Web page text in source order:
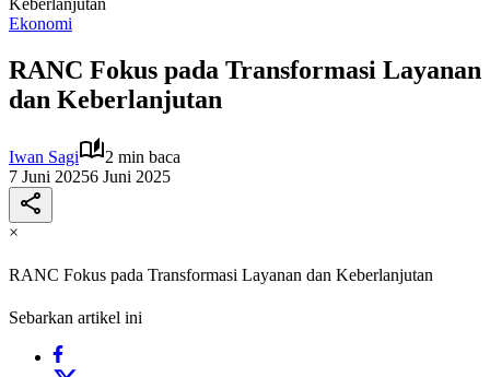
Keberlanjutan
Ekonomi
RANC Fokus pada Transformasi Layanan
dan Keberlanjutan
Iwan Sagi
2 min baca
7 Juni 20256 Juni 2025
×
RANC Fokus pada Transformasi Layanan dan Keberlanjutan
Sebarkan artikel ini